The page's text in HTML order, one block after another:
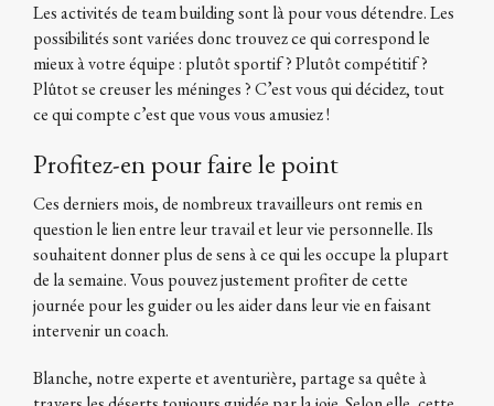
Les activités de team building sont là pour vous détendre. Les
possibilités sont variées donc trouvez ce qui correspond le
mieux à votre équipe : plutôt sportif ? Plutôt compétitif ?
Plûtot se creuser les méninges ? C’est vous qui décidez, tout
ce qui compte c’est que vous vous amusiez !
Profitez-en pour faire le point
Ces derniers mois, de nombreux travailleurs ont remis en
question le lien entre leur travail et leur vie personnelle. Ils
souhaitent donner plus de sens à ce qui les occupe la plupart
de la semaine. Vous pouvez justement profiter de cette
journée pour les guider ou les aider dans leur vie en faisant
intervenir un coach.
Blanche, notre experte et aventurière, partage sa quête à